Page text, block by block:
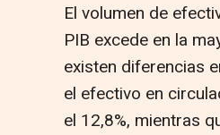
El volumen de
PIB excede en la
existen diferencias
el efectivo en
el 12,8%, mientras